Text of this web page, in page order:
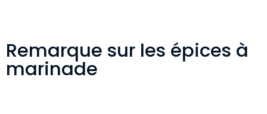
Remarque sur les épices à
marinade